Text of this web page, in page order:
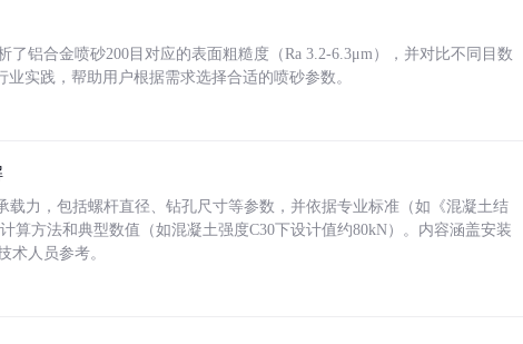
铝合金喷砂200目对应的表面粗糙度（Ra 3.2-6.3μm），并对比不同目数
实践，帮助用户根据需求选择合适的喷砂参数。
载力，包括螺杆直径、钻孔尺寸等参数，并依据专业标准（如《混凝土结
算方法和典型数值（如混凝土强度C30下设计值约80kN）。内容涵盖安装
术人员参考。